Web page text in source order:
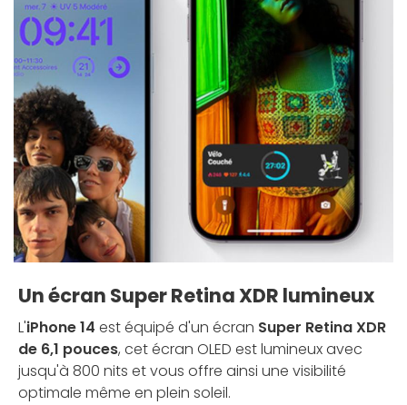
Un écran Super Retina XDR lumineux
L'iPhone 14 est équipé d'un écran Super Retina XDR
de 6,1 pouces, cet écran OLED est lumineux avec
jusqu'à 800 nits et vous offre ainsi une visibilité
optimale même en plein soleil.